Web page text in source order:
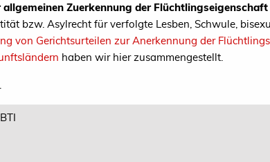
allgemeinen Zuerkennung der Flüchtlingseigenschaft
bzw. Asylrecht für verfolgte Lesben, Schwule,
von Gerichtsurteilen zur Anerkennung der
haben wir hier zusammengestellt.
.